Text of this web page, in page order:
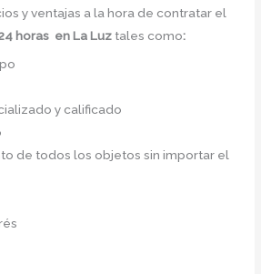
y ventajas a la hora de contratar el
horas en La Luz tales como:
y calificado
de todos los objetos sin importar el